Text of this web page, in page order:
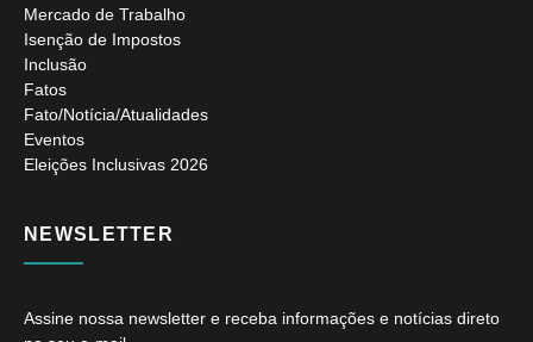
Mercado de Trabalho
Isenção de Impostos
Inclusão
Fatos
Fato/Notícia/Atualidades
Eventos
Eleições Inclusivas 2026
NEWSLETTER
Assine nossa newsletter e receba informações e notícias direto